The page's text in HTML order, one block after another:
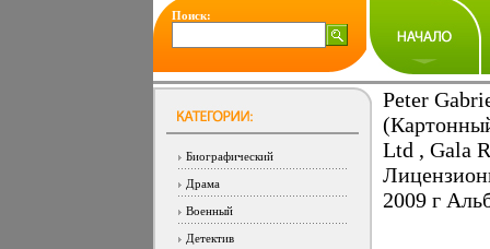
Поиск:
Биографический
Драма
Военный
Детектив
Peter
Ltd , Gala
2009 г